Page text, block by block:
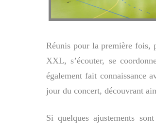
Réunis pour la première fois,
XXL, s’écouter, se
également fait connaissance
jour du concert, découvrant
Si quelques ajustements